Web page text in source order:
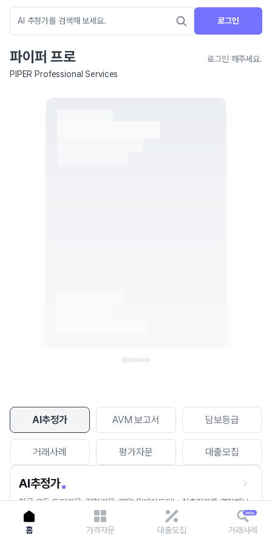
로그인
파이퍼 프로
로그인 해주세요.
PIPER Professional Services
AI추정가 AVM 보고서 담보등급
거래사례 평가자문 대출모집
AI추정가
전국 모든 토지건물, 집합건물, 매월 업데이트되는 AI추정가를 경험해보
세요.
홈 가격자문 대출모집 거래사례